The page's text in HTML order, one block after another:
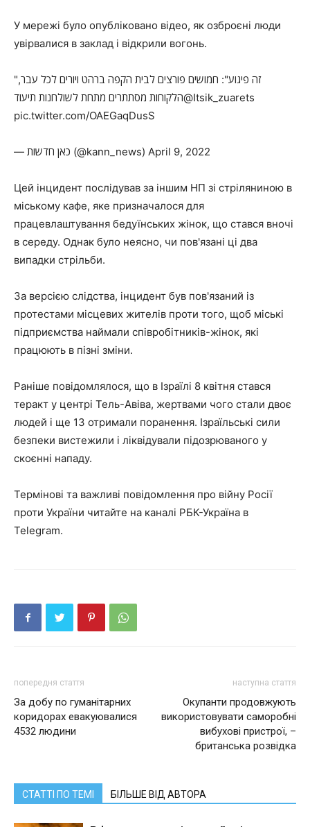
У мережі було опубліковано відео, як озброєні люди
увірвалися в заклад і відкрили вогонь.
"זה פיגוע": חמושים פורצים לבית הקפה ברהט ויורים לכל עבר,
הלקוחות מסתתרים מתחת לשולחנות תיעוד@Itsik_zuarets
pic.twitter.com/OAEGaqDusS
— כאן חדשות (@kann_news) April 9, 2022
Цей інцидент послідував за іншим НП зі стріляниною в
міському кафе, яке призначалося для
працевлаштування бедуїнських жінок, що стався вночі
в середу. Однак було неясно, чи пов'язані ці два
випадки стрільби.
За версією слідства, інцидент був пов'язаний із
протестами місцевих жителів проти того, щоб міські
підприємства наймали співробітників-жінок, які
працюють в пізні зміни.
Раніше повідомлялося, що в Ізраїлі 8 квітня стався
теракт у центрі Тель-Авіва, жертвами чого стали двоє
людей і ще 13 отримали поранення. Ізраїльські сили
безпеки вистежили і ліквідували підозрюваного у
скоєнні нападу.
Термінові та важливі повідомлення про війну Росії
проти України читайте на каналі РБК-Україна в
Telegram.
попередня стаття
За добу по гуманітарних
коридорах евакуювалися
4532 людини
наступна стаття
Окупанти продовжують
використовувати саморобні
вибухові пристрої, –
британська розвідка
СТАТТІ ПО ТЕМІ БІЛЬШЕ ВІД АВТОРА